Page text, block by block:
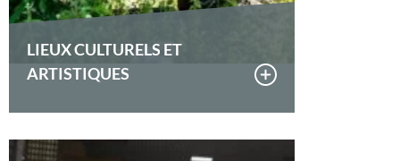
LIEUX CULTURELS ET
ARTISTIQUES